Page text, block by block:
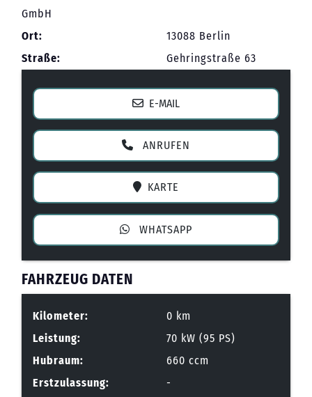
GmbH
Ort:
13088 Berlin
Straße:
Gehringstraße 63
E-MAIL
ANRUFEN
KARTE
WHATSAPP
FAHRZEUG DATEN
Kilometer:
0 km
Leistung:
70 kW (95 PS)
Hubraum:
660 ccm
Erstzulassung:
-